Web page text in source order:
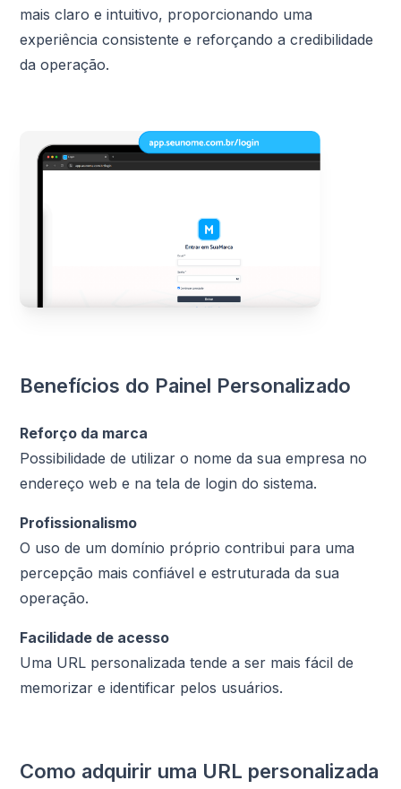
mais claro e intuitivo, proporcionando uma
experiência consistente e reforçando a credibilidade
da operação.
Benefícios do Painel Personalizado
Reforço da marca
Possibilidade de utilizar o nome da sua empresa no
endereço web e na tela de login do sistema.
Profissionalismo
O uso de um domínio próprio contribui para uma
percepção mais confiável e estruturada da sua
operação.
Facilidade de acesso
Uma URL personalizada tende a ser mais fácil de
memorizar e identificar pelos usuários.
Como adquirir uma URL personalizada